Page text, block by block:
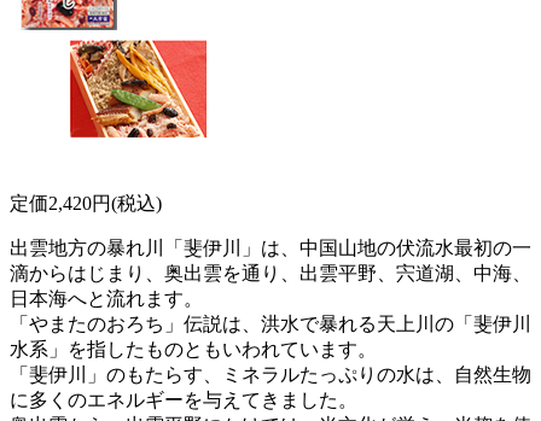
定価2,420円(税込)
出雲地方の暴れ川「斐伊川」は、中国山地の伏流水最初の一
滴からはじまり、奥出雲を通り、出雲平野、宍道湖、中海、
日本海へと流れます。
「やまたのおろち」伝説は、洪水で暴れる天上川の「斐伊川
水系」を指したものともいわれています。
「斐伊川」のもたらす、ミネラルたっぷりの水は、自然生物
に多くのエネルギーを与えてきました。